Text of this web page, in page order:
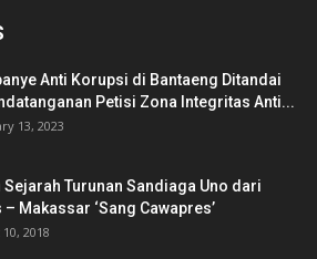
Anti Korupsi di Bantaeng Ditandai
Petisi Zona Integritas Anti...
13, 2023
Sejarah Turunan Sandiaga Uno dari
– Makassar ‘Sang Cawapres’
2018